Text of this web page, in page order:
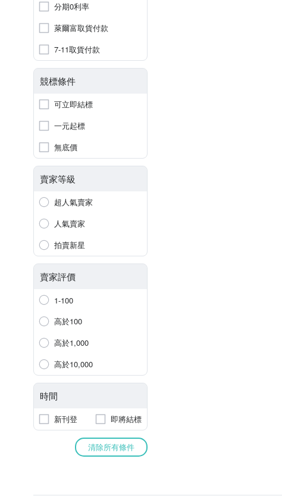
分期0利率
萊爾富取貨付款
7-11取貨付款
競標條件
可立即結標
一元起標
無底價
賣家等級
超人氣賣家
人氣賣家
拍賣新星
賣家評價
1-100
高於100
高於1,000
高於10,000
時間
新刊登 即將結標
清除所有條件